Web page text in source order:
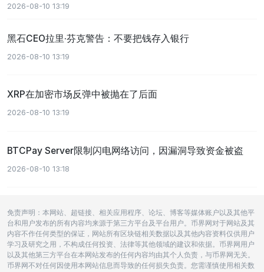
2026-08-10 13:19
黑石CEO拉里·芬克警告：不要把钱存入银行
2026-08-10 13:19
XRP在加密市场反弹中被抛在了后面
2026-08-10 13:19
BTCPay Server限制闪电网络访问，因漏洞导致资金被盗
2026-08-10 13:18
免责声明：本网站、超链接、相关应用程序、论坛、博客等媒体账户以及其他平
台和用户发布的所有内容均来源于第三方平台及平台用户。币界网对于网站及其
内容不作任何类型的保证，网站所有区块链相关数据以及其他内容资料仅供用户
学习及研究之用，不构成任何投资、法律等其他领域的建议和依据。币界网用户
以及其他第三方平台在本网站发布的任何内容均由其个人负责，与币界网无关。
币界网不对任何因使用本网站信息而导致的任何损失负责。您需谨慎使用相关数